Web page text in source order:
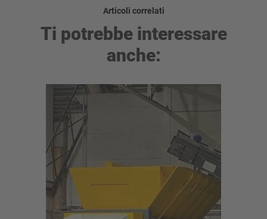
Articoli correlati
Ti potrebbe interessare
anche: